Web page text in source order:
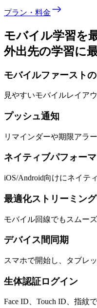
プラン・料金
モバイル学習を
外出先の学習に
モバイルファースト
見やすいモバイルレイア
プッシュ通知
リマインダーや期限アラ
ネイティブパフォー
iOS/Android向けにネイテ
最適化ストリーミング
モバイル回線でもスムー
デバイス間同期
スマホで開始し、タブレ
生体認証ログイン
Face ID、Touch ID、指紋